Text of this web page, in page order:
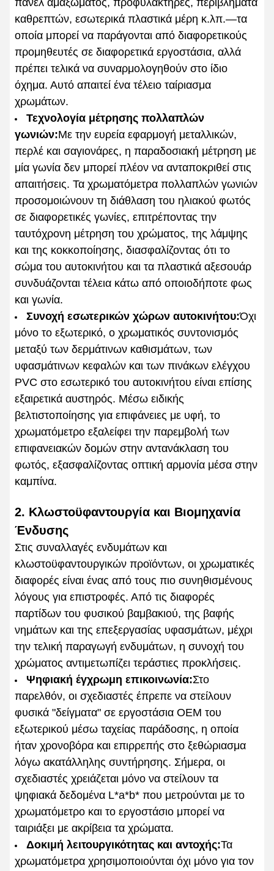
καθρεπτών, εσωτερικά πλαστικά μέρη κ.λπ.—τα
οποία μπορεί να παράγονται από διαφορετικούς
προμηθευτές σε διαφορετικά εργοστάσια, αλλά
πρέπει τελικά να συναρμολογηθούν στο ίδιο
όχημα. Αυτό απαιτεί ένα τέλειο ταίριασμα
χρωμάτων.
Τεχνολογία μέτρησης πολλαπλών
γωνιών:Με την ευρεία εφαρμογή μεταλλικών,
περλέ και σαγιονάρες, η παραδοσιακή μέτρηση με
μία γωνία δεν μπορεί πλέον να ανταποκριθεί στις
απαιτήσεις. Τα χρωματόμετρα πολλαπλών γωνιών
προσομοιώνουν τη διάθλαση του ηλιακού φωτός
σε διαφορετικές γωνίες, επιτρέποντας την
ταυτόχρονη μέτρηση του χρώματος, της λάμψης
και της κοκκοποίησης, διασφαλίζοντας ότι το
σώμα του αυτοκινήτου και τα πλαστικά αξεσουάρ
συνδυάζονται τέλεια κάτω από οποιοδήποτε φως
και γωνία.
Συνοχή εσωτερικών χώρων αυτοκινήτου:Όχι
μόνο το εξωτερικό, ο χρωματικός συντονισμός
μεταξύ των δερμάτινων καθισμάτων, των
υφασμάτινων κεφαλών και των πινάκων ελέγχου
PVC στο εσωτερικό του αυτοκινήτου είναι επίσης
εξαιρετικά αυστηρός. Μέσω ειδικής
βελτιστοποίησης για επιφάνειες με υφή, το
χρωματόμετρο εξαλείφει την παρεμβολή των
επιφανειακών δομών στην αντανάκλαση του
φωτός, εξασφαλίζοντας οπτική αρμονία μέσα στην
καμπίνα.
2. Κλωστοϋφαντουργία και Βιομηχανία
Ένδυσης
Στις συναλλαγές ενδυμάτων και
κλωστοϋφαντουργικών προϊόντων, οι χρωματικές
διαφορές είναι ένας από τους πιο συνηθισμένους
λόγους για επιστροφές. Από τις διαφορές
παρτίδων του φυσικού βαμβακιού, της βαφής
νημάτων και της επεξεργασίας υφασμάτων, μέχρι
την τελική παραγωγή ενδυμάτων, η συνοχή του
χρώματος αντιμετωπίζει τεράστιες προκλήσεις.
Ψηφιακή έγχρωμη επικοινωνία:Στο
παρελθόν, οι σχεδιαστές έπρεπε να στείλουν
φυσικά "δείγματα" σε εργοστάσια OEM του
εξωτερικού μέσω ταχείας παράδοσης, η οποία
ήταν χρονοβόρα και επιρρεπής στο ξεθώριασμα
λόγω ακατάλληλης συντήρησης. Σήμερα, οι
σχεδιαστές χρειάζεται μόνο να στείλουν τα
ψηφιακά δεδομένα L*a*b* που μετρούνται με το
χρωματόμετρο και το εργοστάσιο μπορεί να
ταιριάξει με ακρίβεια τα χρώματα.
Δοκιμή λειτουργικότητας και αντοχής:Τα
χρωματόμετρα χρησιμοποιούνται όχι μόνο για τον